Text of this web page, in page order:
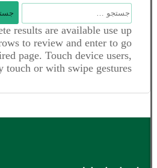
جستجو
برای:
results are available use up
to review and enter to go
page. Touch device users,
touch or with swipe gestures.